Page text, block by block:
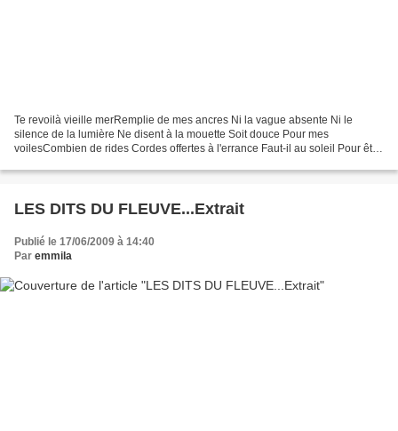
Te revoilà vieille merRemplie de mes ancres Ni la vague absente Ni le
silence de la lumière Ne disent à la mouette Soit douce Pour mes
voilesCombien de rides Cordes offertes à l'errance Faut-il au soleil Pour être
LES DITS DU FLEUVE...Extrait
Publié le 17/06/2009 à 14:40
Par emmila